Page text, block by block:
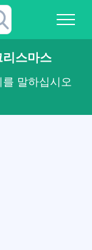
스마스
말하십시오